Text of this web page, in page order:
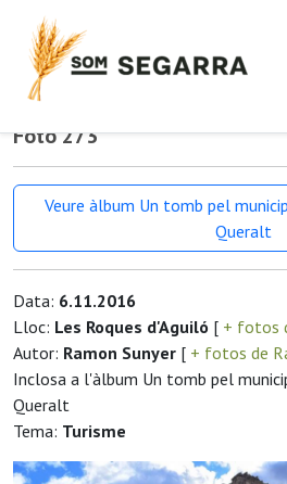
Foto 273
Veure àlbum Un tomb pel
Queralt
Data: 6.11.2016
Lloc: Les Roques d'Aguiló [ + fotos
Autor: Ramon Sunyer [ + fotos de
Inclosa a l'àlbum Un tomb pel
Queralt
Tema: Turisme